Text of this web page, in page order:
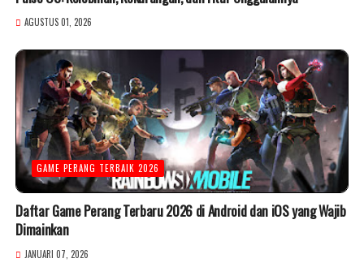
AGUSTUS 01, 2026
GAME PERANG TERBAIK 2026
Daftar Game Perang Terbaru 2026 di Android dan iOS yang Wajib
Dimainkan
JANUARI 07, 2026